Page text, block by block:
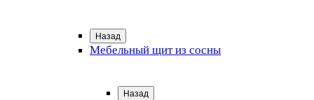
Назад
Мебельный щит из сосны
Назад